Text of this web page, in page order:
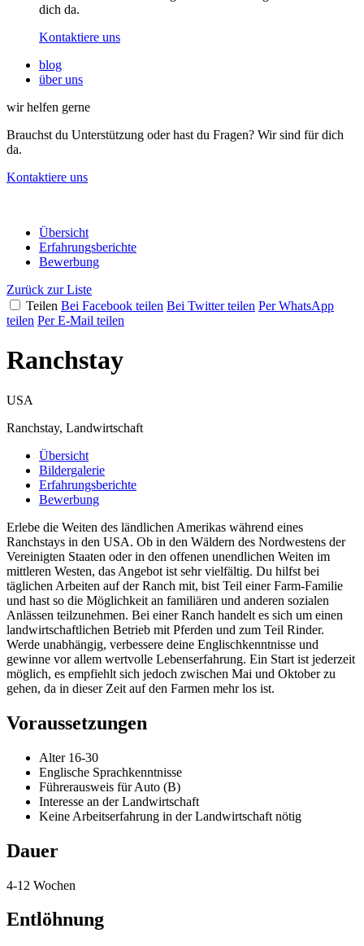
dich da.
Kontaktiere uns
blog
über uns
wir helfen gerne
Brauchst du Unterstützung oder hast du Fragen? Wir sind für dich
da.
Kontaktiere uns
Übersicht
Erfahrungsberichte
Bewerbung
Zurück zur Liste
Teilen Bei Facebook teilen Bei Twitter teilen Per WhatsApp
teilen Per E-Mail teilen
Ranchstay
USA
Ranchstay, Landwirtschaft
Übersicht
Bildergalerie
Erfahrungsberichte
Bewerbung
Erlebe die Weiten des ländlichen Amerikas während eines
Ranchstays in den USA. Ob in den Wäldern des Nordwestens der
Vereinigten Staaten oder in den offenen unendlichen Weiten im
mittleren Westen, das Angebot ist sehr vielfältig. Du hilfst bei
täglichen Arbeiten auf der Ranch mit, bist Teil einer Farm-Familie
und hast so die Möglichkeit an familiären und anderen sozialen
Anlässen teilzunehmen. Bei einer Ranch handelt es sich um einen
landwirtschaftlichen Betrieb mit Pferden und zum Teil Rinder.
Werde unabhängig, verbessere deine Englischkenntnisse und
gewinne vor allem wertvolle Lebenserfahrung. Ein Start ist jederzeit
möglich, es empfiehlt sich jedoch zwischen Mai und Oktober zu
gehen, da in dieser Zeit auf den Farmen mehr los ist.
Voraussetzungen
Alter 16-30
Englische Sprachkenntnisse
Führerausweis für Auto (B)
Interesse an der Landwirtschaft
Keine Arbeitserfahrung in der Landwirtschaft nötig
Dauer
4-12 Wochen
Entlöhnung